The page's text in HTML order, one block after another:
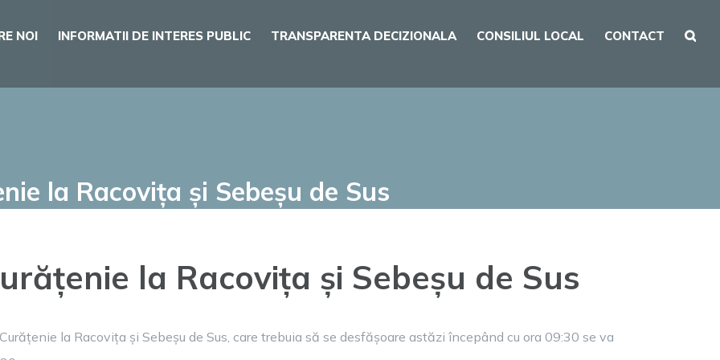
NOI INFORMATII DE INTERES PUBLIC TRANSPARENTA DECIZIONALA CONSILIUL LOCAL CONTACT
la Racovița și Sebeșu de Sus
la Racovița și Sebeșu de Sus
la Racovița și Sebeșu de Sus, care trebuia să se desfășoare astăzi începând cu ora 09:30 se va